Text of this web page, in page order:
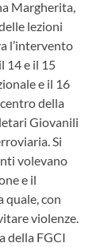
Margherita,
lezioni
l’intervento
14 e il 15
e il 16
della
Giovanili
Si
volevano
e il
quale, con
violenze.
della FGCI